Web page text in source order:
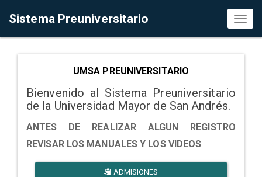
Sistema Preuniversitario
UMSA PREUNIVERSITARIO
Bienvenido al Sistema Preuniversitario
de la Universidad Mayor de San Andrés.
ANTES DE REALIZAR ALGUN REGISTRO
REVISAR LOS MANUALES Y LOS VIDEOS
ADMISIONES